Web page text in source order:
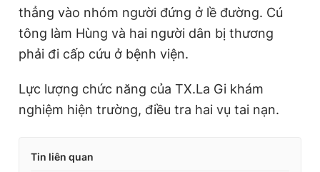
thẳng vào nhóm người đứng ở lề đường. Cú
tông làm Hùng và hai người dân bị thương
phải đi cấp cứu ở bệnh viện.
Lực lượng chức năng của TX.La Gi khám
nghiệm hiện trường, điều tra hai vụ tai nạn.
Tin liên quan